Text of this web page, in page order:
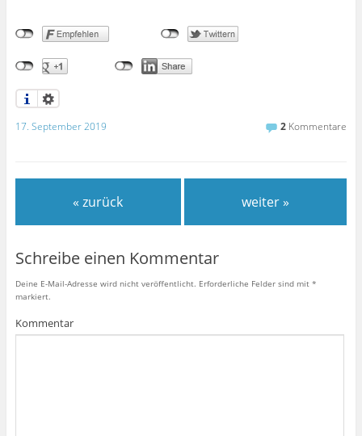
17. September 2019 2 Kommentare
« zurück weiter »
Schreibe einen Kommentar
Deine E-Mail-Adresse wird nicht veröffentlicht. Erforderliche Felder sind mit *
markiert.
Kommentar